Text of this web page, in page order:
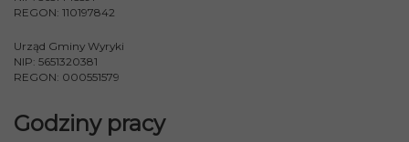
REGON: 110197842
Urząd Gminy Wyryki
NIP: 5651320381
REGON: 000551579
Godziny pracy